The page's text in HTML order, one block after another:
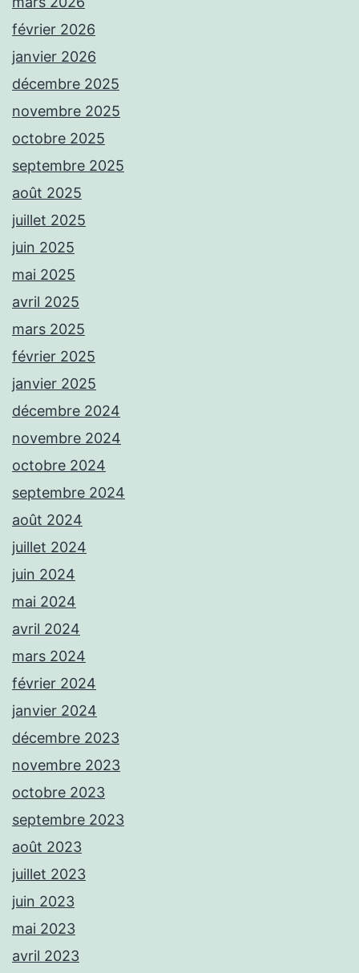
février 2026
janvier 2026
décembre 2025
novembre 2025
octobre 2025
septembre 2025
août 2025
juillet 2025
juin 2025
mai 2025
avril 2025
mars 2025
février 2025
janvier 2025
décembre 2024
novembre 2024
octobre 2024
septembre 2024
août 2024
juillet 2024
juin 2024
mai 2024
avril 2024
mars 2024
février 2024
janvier 2024
décembre 2023
novembre 2023
octobre 2023
septembre 2023
août 2023
juillet 2023
juin 2023
mai 2023
avril 2023